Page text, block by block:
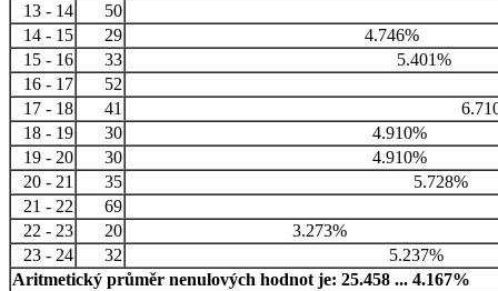
13 - 14
50
14 - 15
29
4.746%
15 - 16
33
5.401%
16 - 17
52
17 - 18
41
18 - 19
30
4.910%
19 - 20
30
4.910%
20 - 21
35
5.728%
21 - 22
69
22 - 23
20
3.273%
23 - 24
32
5.237%
Aritmetický průměr nenulových hodnot je: 25.458 ... 4.167%